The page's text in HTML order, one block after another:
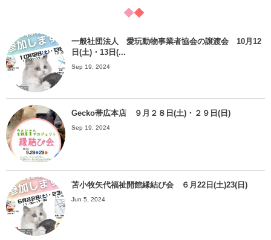
一般社団法人 愛玩動物事業者協会の譲渡会 10月12
日(土)・13日(...
Sep 19, 2024
Gecko帯広本店 ９月２８日(土)・２９日(日)
Sep 19, 2024
苫小牧矢代福祉開館縁結び会 ６月22日(土)23(日)
Jun 5, 2024